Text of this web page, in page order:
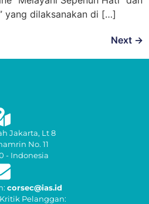
yang dilaksanakan di […]
Next →
Jakarta, Lt 8
No. 11
- Indonesia
corsec@ias.id
Pelanggan: